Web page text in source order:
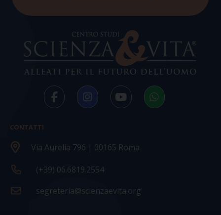
CONTATTI
Via Aurelia 796 | 00165 Roma
(+39) 06.6819.2554
segreteria@scienzaevita.org